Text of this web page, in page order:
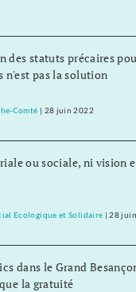
des statuts précaires
n'est pas la solution
Comté | 28 juin 2022
ou sociale, ni vision
Ecologique et Solidaire |28
dans le Grand
la gratuité